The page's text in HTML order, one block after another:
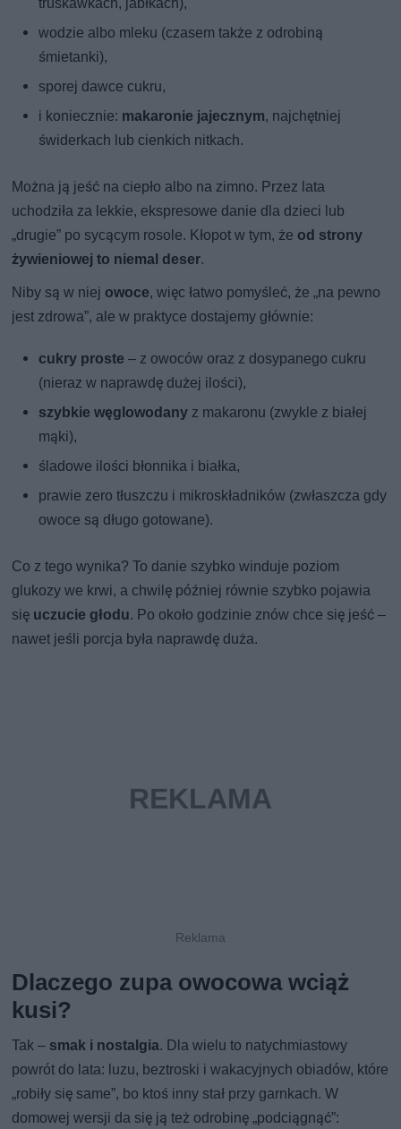
truskawkach, jabłkach),
wodzie albo mleku (czasem także z odrobiną
śmietanki),
sporej dawce cukru,
i koniecznie: makaronie jajecznym, najchętniej
świderkach lub cienkich nitkach.
Można ją jeść na ciepło albo na zimno. Przez lata
uchodziła za lekkie, ekspresowe danie dla dzieci lub
„drugie” po sycącym rosole. Kłopot w tym, że od strony
żywieniowej to niemal deser.
Niby są w niej owoce, więc łatwo pomyśleć, że „na pewno
jest zdrowa”, ale w praktyce dostajemy głównie:
cukry proste – z owoców oraz z dosypanego cukru
(nieraz w naprawdę dużej ilości),
szybkie węglowodany z makaronu (zwykle z białej
mąki),
śladowe ilości błonnika i białka,
prawie zero tłuszczu i mikroskładników (zwłaszcza gdy
owoce są długo gotowane).
Co z tego wynika? To danie szybko winduje poziom
glukozy we krwi, a chwilę później równie szybko pojawia
się uczucie głodu. Po około godzinie znów chce się jeść –
nawet jeśli porcja była naprawdę duża.
Dlaczego zupa owocowa wciąż
kusi?
Tak – smak i nostalgia. Dla wielu to natychmiastowy
powrót do lata: luzu, beztroski i wakacyjnych obiadów, które
„robiły się same”, bo ktoś inny stał przy garnkach. W
domowej wersji da się ją też odrobinę „podciągnąć”: